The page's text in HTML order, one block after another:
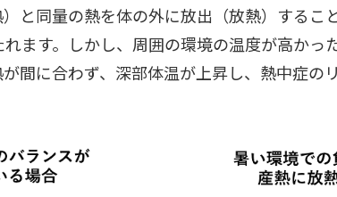
と同量の熱を体の外に放出（放熱）するこ
ます。しかし、周囲の環境の温度が高かっ
間に合わず、深部体温が上昇し、熱中症の